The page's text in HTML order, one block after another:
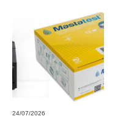
24/07/2026